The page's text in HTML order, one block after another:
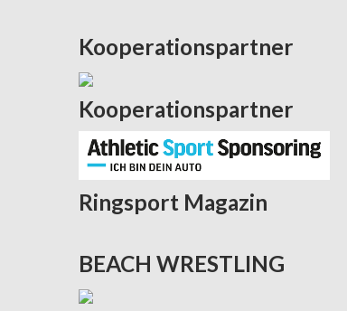
Kooperationspartner
Kooperationspartner
Ringsport Magazin
BEACH WRESTLING